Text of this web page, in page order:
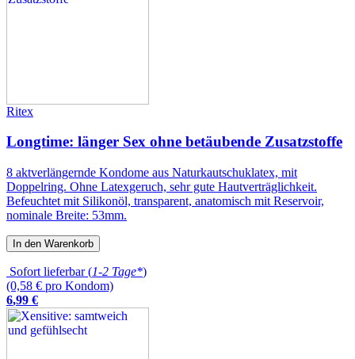
Ritex
Longtime: länger Sex ohne betäubende Zusatzstoffe
8 aktverlängernde Kondome aus Naturkautschuklatex, mit
Doppelring. Ohne Latexgeruch, sehr gute Hautverträglichkeit.
Befeuchtet mit Silikonöl, transparent, anatomisch mit Reservoir,
nominale Breite: 53mm.
In den Warenkorb
Sofort lieferbar (1-2 Tage*)
(0,58 € pro Kondom)
6,99 €